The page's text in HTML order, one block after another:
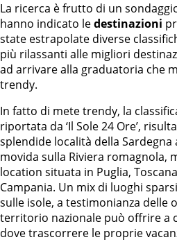
La ricerca è frutto di un
hanno indicato ledestinazioni
state estrapolate diverse
più rilassanti alle migliori
ad arrivare alla graduatoria che
trendy.
In fatto di mete trendy, la
riportata da ‘Il Sole 24 Ore’,
splendide località della
movida sulla Riviera romagnola,
location situata in Puglia,
Campania. Un mix di luoghi
sulle isole, a testimonianza delle
territorio nazionale può offrire a
dove trascorrere le proprie